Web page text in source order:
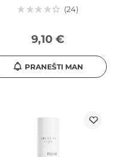
24
9,10 €
PRANEŠTI MAN